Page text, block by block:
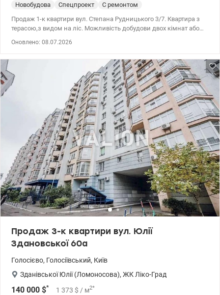
Новобудова Спецпроект
С ремонтом
Продаж 1-к квартири вул. Степана Рудницького 3/7. Квартира з
терасою,з видом на ліс. Можливість добудови двох кімнат або
Оновлено: 08.07.2026
Продаж 3-к квартири вул. Юлії
Здановської 60а
Голосієво, Голосіївський, Київ
Зданівської Юлії (Ломоносова), ЖК Ліко-Град
140 000 $* 1 373 $ / м2*